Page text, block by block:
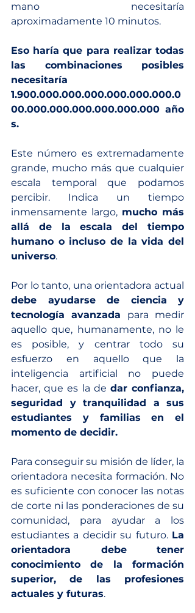
mano necesitaría
aproximadamente 10 minutos.
Eso haría que para realizar todas
las combinaciones posibles
necesitaría
1.900.000.000.000.000.000.000.0
00.000.000.000.000.000.000 año
s.
Este número es extremadamente
grande, mucho más que cualquier
escala temporal que podamos
percibir. Indica un tiempo
inmensamente largo, mucho más
allá de la escala del tiempo
humano o incluso de la vida del
universo.
debe ayudarse de ciencia y
tecnología avanzada para medir
aquello que, humanamente, no le
es posible, y centrar todo su
esfuerzo en aquello que la
inteligencia artificial no puede
hacer, que es la de dar confianza,
seguridad y tranquilidad a sus
estudiantes y familias en el
momento de decidir.
Para conseguir su misión de líder, la
orientadora necesita formación. No
es suficiente con conocer las notas
de corte ni las ponderaciones de su
comunidad, para ayudar a los
estudiantes a decidir su futuro. La
orientadora debe tener
conocimiento de la formación
superior, de las profesiones
actuales y futuras.